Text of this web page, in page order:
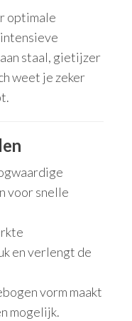
optimale
staal, gietijzer
weet je zeker
voor snelle
en verlengt de
vorm maakt
mogelijk.